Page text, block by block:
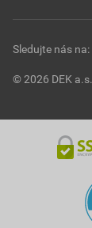
© 2026 DEK a.s.
Sledujte nás na: